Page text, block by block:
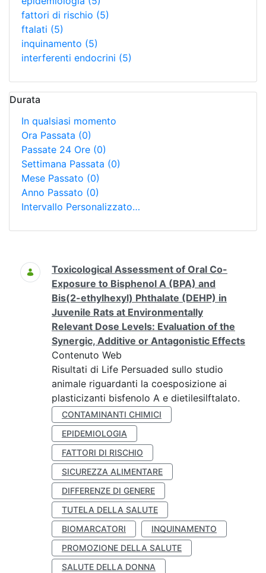
fattori di rischio (5)
ftalati (5)
inquinamento (5)
interferenti endocrini (5)
Durata
In qualsiasi momento
Ora Passata (0)
Passate 24 Ore (0)
Settimana Passata (0)
Mese Passato (0)
Anno Passato (0)
Intervallo Personalizzato…
Ricerca
Toxicological Assessment of Oral Co-
Exposure to Bisphenol A (BPA) and
Bis(2-ethylhexyl) Phthalate (DEHP) in
Juvenile Rats at Environmentally
Relevant Dose Levels: Evaluation of the
Synergic, Additive or Antagonistic Effects
Contenuto Web
Risultati di Life Persuaded sullo studio
animale riguardanti la coesposizione ai
plasticizanti bisfenolo A e dietilesilftalato.
CONTAMINANTI CHIMICI
EPIDEMIOLOGIA
FATTORI DI RISCHIO
SICUREZZA ALIMENTARE
DIFFERENZE DI GENERE
TUTELA DELLA SALUTE
BIOMARCATORI
INQUINAMENTO
PROMOZIONE DELLA SALUTE
SALUTE DELLA DONNA